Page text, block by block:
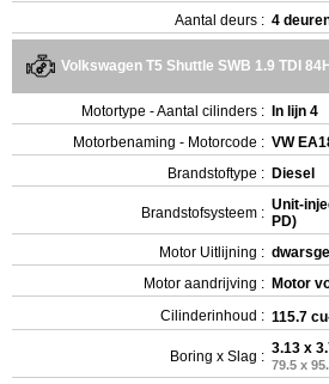
Aantal deurs : 4
Volkswagen T5 Shuttle SWB 1.9 TDI
Motortype - Aantal cilinders :
In lijn 4
Motorbenaming - Motorcode : VW
Brandstoftype : Diesel
Brandstofsysteem : Unit-
PD)
Motor Uitlijning :
Motor aandrijving : Motor
Cilinderinhoud : 115.7
Boring x Slag : 3.13 x
79.5 x